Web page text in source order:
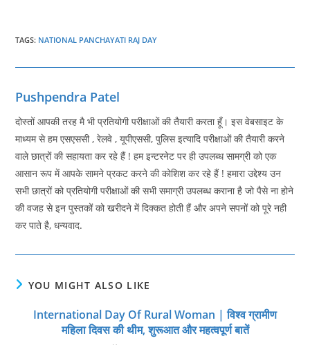
TAGS: NATIONAL PANCHAYATI RAJ DAY
Pushpendra Patel
दोस्तों आपकी तरह मै भी प्रतियोगी परीक्षाओं की तैयारी करता हूँ। इस वेबसाइट के
माध्यम से हम एसएससी , रेलवे , यूपीएससी, पुलिस इत्यादि परीक्षाओं की तैयारी करने
वाले छात्रों की सहायता कर रहे हैं ! हम इन्टरनेट पर ही उपलब्ध सामग्री को एक
आसान रूप में आपके सामने प्रकट करने की कोशिश कर रहे हैं ! हमारा उद्देश्य उन
सभी छात्रों को प्रतियोगी परीक्षाओं की सभी समाग्री उपलब्ध कराना है जो पैसे ना होने
की वजह से इन पुस्तकों को खरीदने में दिक्कत होती हैं और अपने सपनों को पूरे नही
कर पाते है, धन्यवाद.
YOU MIGHT ALSO LIKE
International Day Of Rural Woman | विश्व ग्रामीण
महिला दिवस की थीम, शुरूआत और महत्‍वपूर्ण बातें